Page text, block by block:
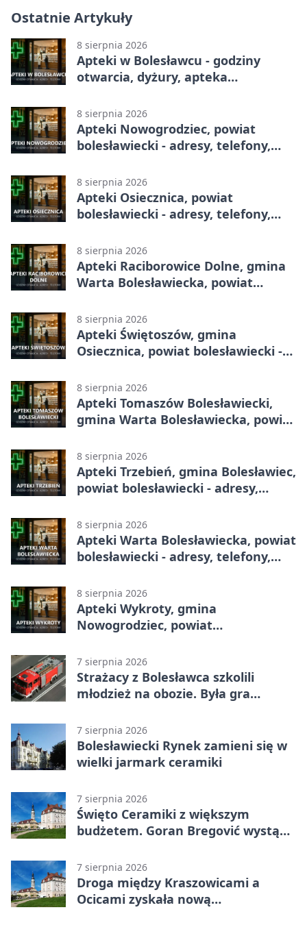
Ostatnie Artykuły
8 sierpnia 2026
Apteki w Bolesławcu - godziny
otwarcia, dyżury, apteka
8 sierpnia 2026
Apteki Nowogrodziec, powiat
bolesławiecki - adresy, telefony,
8 sierpnia 2026
Apteki Osiecznica, powiat
bolesławiecki - adresy, telefony,
8 sierpnia 2026
Apteki Raciborowice Dolne, gmina
Warta Bolesławiecka, powiat
godziny otwarcia
8 sierpnia 2026
Apteki Świętoszów, gmina
Osiecznica, powiat bolesławiecki -
8 sierpnia 2026
Apteki Tomaszów Bolesławiecki,
gmina Warta Bolesławiecka, powiat
godziny otwarcia
8 sierpnia 2026
Apteki Trzebień, gmina Bolesławiec,
powiat bolesławiecki - adresy,
8 sierpnia 2026
Apteki Warta Bolesławiecka, powiat
bolesławiecki - adresy, telefony,
8 sierpnia 2026
Apteki Wykroty, gmina
Nowogrodziec, powiat
godziny otwarcia
7 sierpnia 2026
Strażacy z Bolesławca szkolili
młodzież na obozie. Była gra
7 sierpnia 2026
Bolesławiecki Rynek zamieni się w
wielki jarmark ceramiki
7 sierpnia 2026
Święto Ceramiki z większym
budżetem. Goran Bregović wystąpi
7 sierpnia 2026
Droga między Kraszowicami a
Ocicami zyskała nową